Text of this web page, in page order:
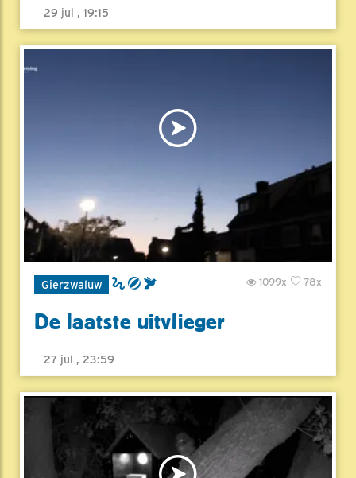
29 jul , 19:15
Gierzwaluw 78x
1099x
De laatste uitvlieger
27 jul , 23:59